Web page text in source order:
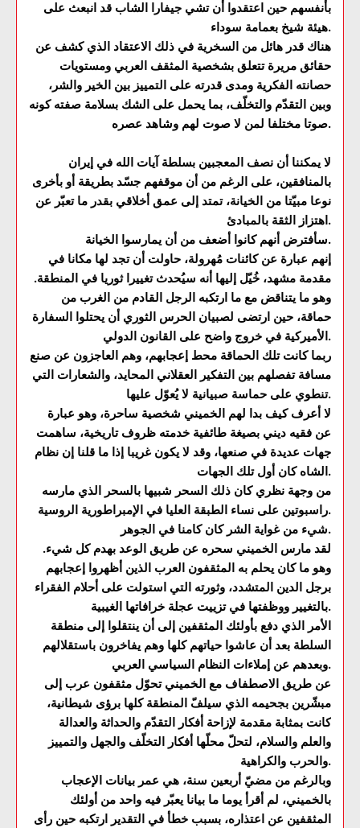
بأنفسهم حين اعتقدوا أن تشي جيفارا الشاب قد انبعث على
هيئة شيخ بعمامة سوداء.
هناك قدر هائل من السخرية في ذلك الاعتقاد الذي كشف عن
حقائق مريرة تتعلق بشخصية المثقف العربي ومستويات
حصانته الفكرية ومدى قدرته على التمييز بين الخير والشر،
وبين التقدّم والتخلّف، بما يحمل على الشك بسلامة صفته كونه
صوتا مختلفا لمن لا صوت لهم وشاهد عصره.
لا يمكننا أن نصف المعجبين بسلطة آيات الله في إيران
بالمنافقين، على الرغم من أن موقفهم جسّد بطريقة أو بأخرى
نوعا مبيّتا من الخيانة، تمتد إلى عمق أخلاقي بقدر ما تعبّر عن
اهتزاز الثقة بالمبادئ.
سأفترض أنهم كانوا أضعف من أن يمارسوا الخيانة.
إنهم عبارة عن كائنات مُهرولة، حاولت أن تجد لها مكانا في
مقدمة مشهد، خُيّل إليها أنه سيُحدث تغييرا ثوريا في المنطقة.
وهو ما يتناقض مع ما ارتكبه الرجل القادم من الغرب من
حماقة، حين ارتضى لصبيان الحرس الثوري أن يحتلوا السفارة
الأميركية في خروج واضح على القانون الدولي.
ربما كانت تلك الحماقة محط إعجابهم، وهم العاجزون عن صنع
مسافة تفصلهم بين التفكير العقلاني المحايد، والشعارات التي
تنطوي على حماسة صبيانية لا يُعوّل عليها.
لا أعرف كيف بدا لهم الخميني شخصية ساحرة، وهو عبارة
عن فقيه ديني بصيغة طائفية خدمته ظروف تاريخية، ساهمت
جهات عديدة في صنعها، وقد لا يكون غريبا إذا ما قلنا إن نظام
الشاه كان أول تلك الجهات.
من وجهة نظري كان ذلك السحر شبيها بالسحر الذي مارسه
راسبوتين على نساء الطبقة العليا في الإمبراطورية الروسية.
شيء من غواية الشر كان كامنا في الجوهر.
لقد مارس الخميني سحره عن طريق الوعد بهدم كل شيء.
وهو ما كان يحلم به المثقفون العرب الذين أظهروا إعجابهم
برجل الدين المتشدد، وثورته التي استولت على أحلام الفقراء
بالتغيير ووظفتها في تزييت عجلة خرافاتها الغيبية.
الأمر الذي دفع بأولئك المثقفين إلى أن ينتقلوا إلى منطقة
السلطة بعد أن عاشوا حياتهم كلها وهم يفاخرون باستقلالهم
وبعدهم عن إملاءات النظام السياسي العربي.
عن طريق الاصطفاف مع الخميني تحوّل مثقفون عرب إلى
مبشّرين بجحيمه الذي سيلفّ المنطقة كلها برؤى شيطانية،
كانت بمثابة مقدمة لإزاحة أفكار التقدّم والحداثة والعدالة
والعلم والسلام، لتحلّ محلّها أفكار التخلّف والجهل والتمييز
والحرب والكراهية.
وبالرغم من مضيّ أربعين سنة، هي عمر بيانات الإعجاب
بالخميني، لم أقرأ يوما ما بيانا يعبّر فيه واحد من أولئك
المثقفين عن اعتذاره، بسبب خطأ في التقدير ارتكبه حين رأى